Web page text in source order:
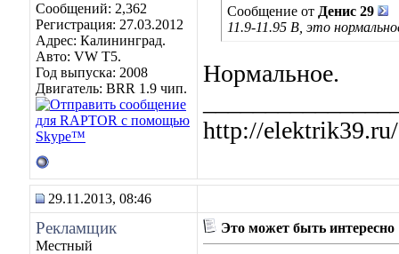
Сообщений: 2,362
Регистрация: 27.03.2012
Адрес: Калининград.
Авто: VW Т5.
Год выпуска: 2008
Двигатель: BRR 1.9 чип.
Сообщение от Денис 29
11.9-11.95 В, это
Нормальное.
http://elektrik39.ru/
29.11.2013, 08:46
Рекламщик
Местный
Это может быть интересно